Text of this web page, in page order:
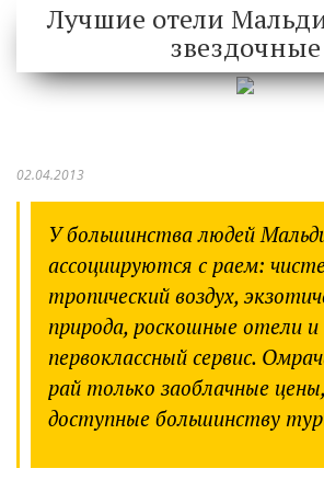
Лучшие отели
звездочные
02.04.2013
У большинства людей
ассоциируются с раем:
тропический воздух,
природа, роскошные отели и
первоклассный сервис.
рай только заоблачные
доступные большинству